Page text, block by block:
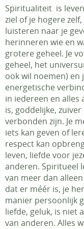
Info en voorwaarden
Contact - Afspraken
Gastenboek
Spiritualiteit is
ziel of je hogere
luisteren naar je
herinneren wie en
grotere geheel. Je
geheel, het
ook wil noemen)
energetische
in iedereen en alles
is, goddelijke,
verbonden zijn. Je
iets kan geven of
respect kan
leven, liefde voor
anderen. Spiritueel
van meer dan
dat er méér is, je
manier persoonlijk
liefde, geluk, is niet
van anderen. Alles